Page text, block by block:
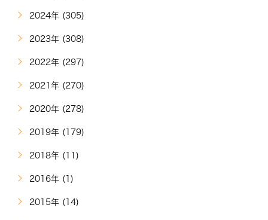
2024年 (305)
2023年 (308)
2022年 (297)
2021年 (270)
2020年 (278)
2019年 (179)
2018年 (11)
2016年 (1)
2015年 (14)